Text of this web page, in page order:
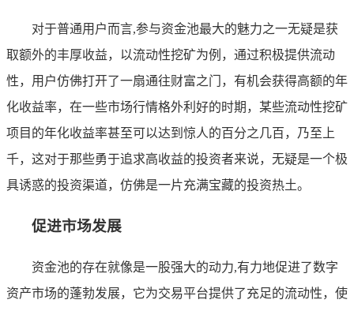
对于普通用户而言,参与资金池最大的魅力之一无疑是获
取额外的丰厚收益，以流动性挖矿为例，通过积极提供流动
性，用户仿佛打开了一扇通往财富之门，有机会获得高额的年
化收益率，在一些市场行情格外利好的时期，某些流动性挖矿
项目的年化收益率甚至可以达到惊人的百分之几百，乃至上
千，这对于那些勇于追求高收益的投资者来说，无疑是一个极
具诱惑的投资渠道，仿佛是一片充满宝藏的投资热土。
促进市场发展
资金池的存在就像是一股强大的动力,有力地促进了数字
资产市场的蓬勃发展，它为交易平台提供了充足的流动性，使